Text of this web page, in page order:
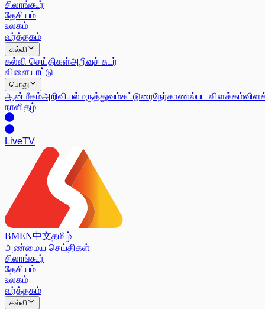
சிலாங்கூர்
தேசியம்
உலகம்
வர்த்தகம்
கல்வி
கல்வி செய்திகள்அறிவுச் சுடர்
விளையாட்டு
பொது
ஆன்மீகம்அறிவியல்மருத்துவம்கட்டுரைநேர்காணல்பட விளக்கம்
நாளிதழ்
LiveTV
BMEN中文தமிழ்
அண்மைய செய்திகள்
சிலாங்கூர்
தேசியம்
உலகம்
வர்த்தகம்
கல்வி